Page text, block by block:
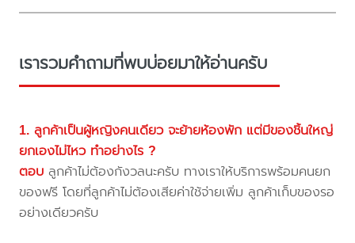
เรารวมคำถามที่พบบ่อยมาให้อ่านครับ
1. ลูกค้าเป็นผู้หญิงคนเดียว จะย้ายห้องพัก แต่มีของชิ้นใหญ่
ยกเองไม่ไหว ทำอย่างไร ?
ตอบ ลูกค้าไม่ต้องกังวลนะครับ ทางเราให้บริการพร้อมคนยก
ของฟรี โดยที่ลูกค้าไม่ต้องเสียค่าใช้จ่ายเพิ่ม ลูกค้าเก็บของรอ
อย่างเดียวครับ